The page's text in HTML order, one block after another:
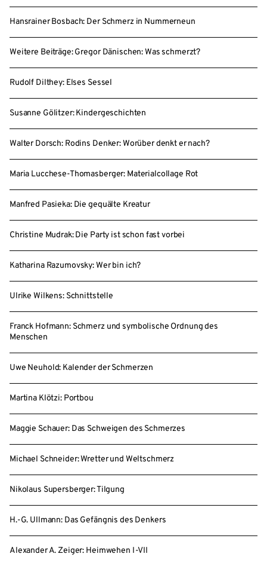
Hansrainer Bosbach: Der Schmerz in Nummerneun
Weitere Beiträge: Gregor Dänischen: Was schmerzt?
Rudolf Dilthey: Elses Sessel
Susanne Gölitzer: Kindergeschichten
Walter Dorsch: Rodins Denker: Worüber denkt er nach?
Maria Lucchese-Thomasberger: Materialcollage Rot
Manfred Pasieka: Die gequälte Kreatur
Christine Mudrak: Die Party ist schon fast vorbei
Katharina Razumovsky: Wer bin ich?
Ulrike Wilkens: Schnittstelle
Franck Hofmann: Schmerz und symbolische Ordnung des
Menschen
Uwe Neuhold: Kalender der Schmerzen
Martina Klötzi: Portbou
Maggie Schauer: Das Schweigen des Schmerzes
Michael Schneider: Wretter und Weltschmerz
Nikolaus Supersberger: Tilgung
H.-G. Ullmann: Das Gefängnis des Denkers
Alexander A. Zeiger: Heimwehen I-VII